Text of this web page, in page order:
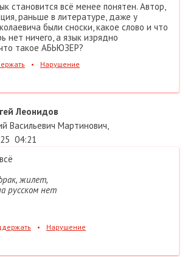
становится всё менее понятен. Автор,
раньше в литературе, даже у
были сноски, какое слово и что
нет ничего, а язык изрядно
такое АБЬЮЗЕР?
• Нарушение
Леонидов
Васильевич Мартинович,
04:21
жилет,
русском нет
• Нарушение